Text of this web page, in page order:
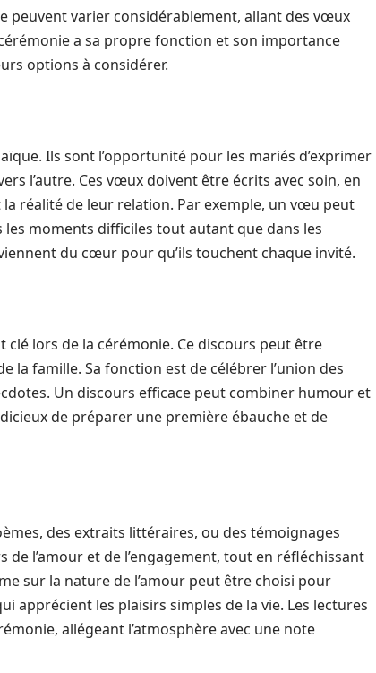
peuvent varier considérablement, allant des vœux
a sa propre fonction et son importance
options à considérer.
Ils sont l’opportunité pour les mariés d’exprimer
l’autre. Ces vœux doivent être écrits avec soin, en
réalité de leur relation. Par exemple, un vœu peut
les moments difficiles tout autant que dans les
du cœur pour qu’ils touchent chaque invité.
lors de la cérémonie. Ce discours peut être
la famille. Sa fonction est de célébrer l’union des
Un discours efficace peut combiner humour et
de préparer une première ébauche et de
des extraits littéraires, ou des témoignages
de l’amour et de l’engagement, tout en réfléchissant
sur la nature de l’amour peut être choisi pour
apprécient les plaisirs simples de la vie. Les lectures
allégeant l’atmosphère avec une note